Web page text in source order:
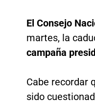
El Consejo
martes, la
campaña
Cabe recordar
sido